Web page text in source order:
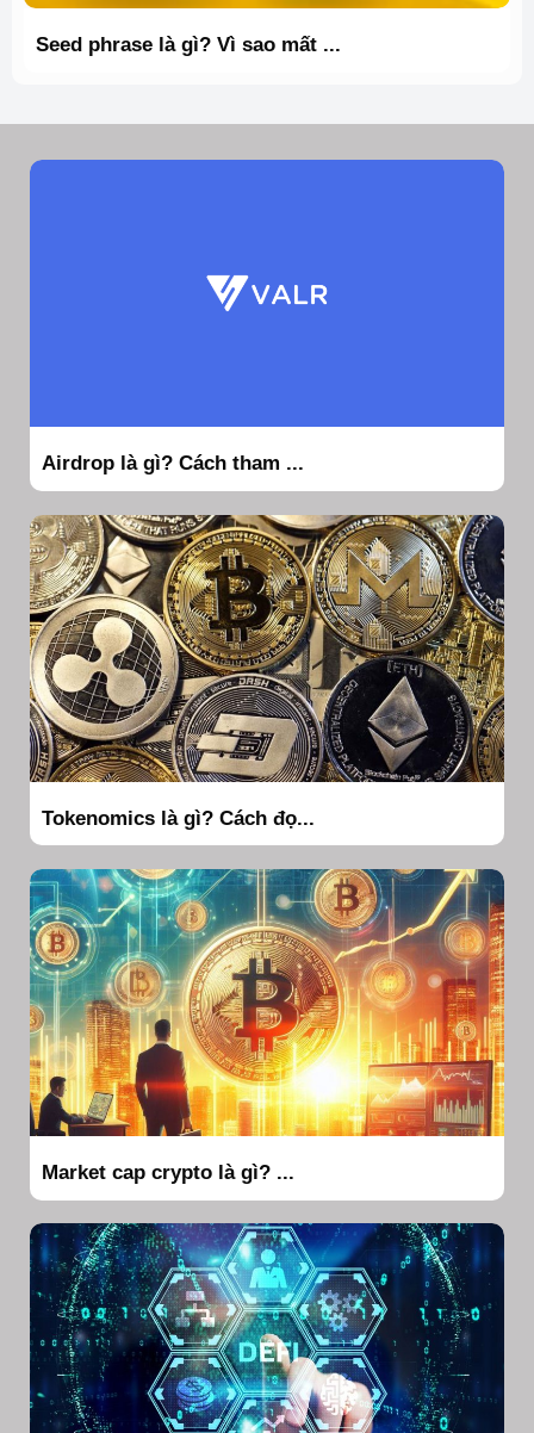
Seed phrase là gì? Vì sao mất ...
Airdrop là gì? Cách tham ...
Tokenomics là gì? Cách đọ...
Market cap crypto là gì? ...